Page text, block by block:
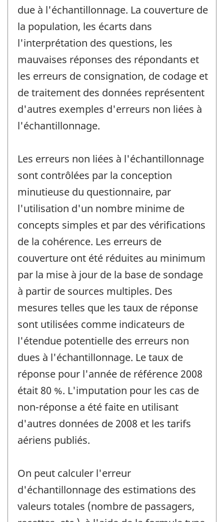
due à l'échantillonnage. La couverture de
la population, les écarts dans
l'interprétation des questions, les
mauvaises réponses des répondants et
les erreurs de consignation, de codage et
de traitement des données représentent
d'autres exemples d'erreurs non liées à
l'échantillonnage.
Les erreurs non liées à l'échantillonnage
sont contrôlées par la conception
minutieuse du questionnaire, par
l'utilisation d'un nombre minime de
concepts simples et par des vérifications
de la cohérence. Les erreurs de
couverture ont été réduites au minimum
par la mise à jour de la base de sondage
à partir de sources multiples. Des
mesures telles que les taux de réponse
sont utilisées comme indicateurs de
l'étendue potentielle des erreurs non
dues à l'échantillonnage. Le taux de
réponse pour l'année de référence 2008
était 80 %. L'imputation pour les cas de
non-réponse a été faite en utilisant
d'autres données de 2008 et les tarifs
aériens publiés.
On peut calculer l'erreur
d'échantillonnage des estimations des
valeurs totales (nombre de passagers,